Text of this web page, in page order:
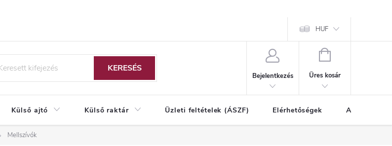
HUF
KERESÉS
Bejelentkezés
KOSÁR
Üres kosár
Külső ajtó Külső raktár Üzleti feltételek (ÁSZF) Elérhetőségek A vásárlás
Mellszívók